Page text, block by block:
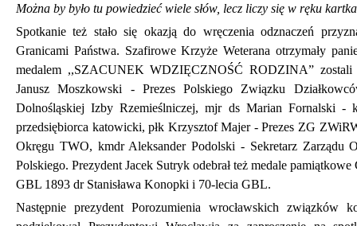
Można by było tu powiedzieć wiele słów, lecz liczy się w ręku
Spotkanie też stało się okazją do wręczenia odznaczeń
Granicami Państwa. Szafirowe Krzyże Weterana otrzymały
medalem ,,SZACUNEK WDZIĘCZNOŚĆ RODZINA” zostali
Janusz Moszkowski - Prezes Polskiego Związku
Dolnośląskiej Izby Rzemieślniczej, mjr ds Marian Fornalski
przedsiębiorca katowicki, płk Krzysztof Majer - Prezes ZG
Okręgu TWO, kmdr Aleksander Podolski - Sekretarz Zarządu
Polskiego. Prezydent Jacek Sutryk odebrał też medale
GBL 1893 dr Stanisława Konopki i 70-lecia GBL.
Następnie prezydent Porozumienia wrocławskich związków